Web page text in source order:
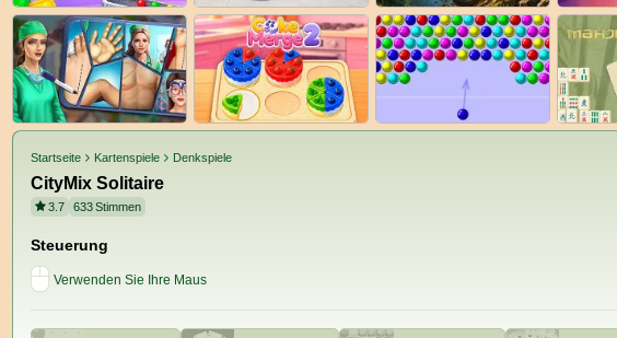
Startseite Kartenspiele Denkspiele
CityMix Solitaire
3.7 633Stimmen
Steuerung
Verwenden Sie Ihre Maus